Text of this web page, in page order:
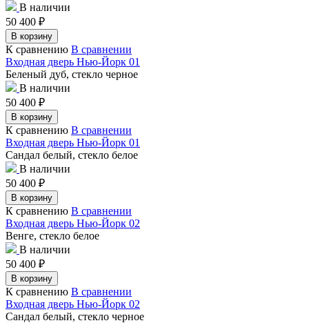
В наличии
50 400 ₽
В корзину
К сравнению В сравнении
Входная дверь Нью-Йорк 01
Беленый дуб, стекло черное
В наличии
50 400 ₽
В корзину
К сравнению В сравнении
Входная дверь Нью-Йорк 01
Сандал белый, стекло белое
В наличии
50 400 ₽
В корзину
К сравнению В сравнении
Входная дверь Нью-Йорк 02
Венге, стекло белое
В наличии
50 400 ₽
В корзину
К сравнению В сравнении
Входная дверь Нью-Йорк 02
Сандал белый, стекло черное